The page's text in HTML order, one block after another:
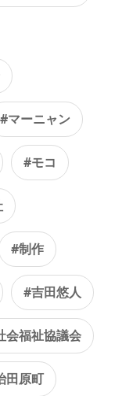
#マーニャン
#モコ
#制作
#吉田悠人
会福祉協議会
田原町